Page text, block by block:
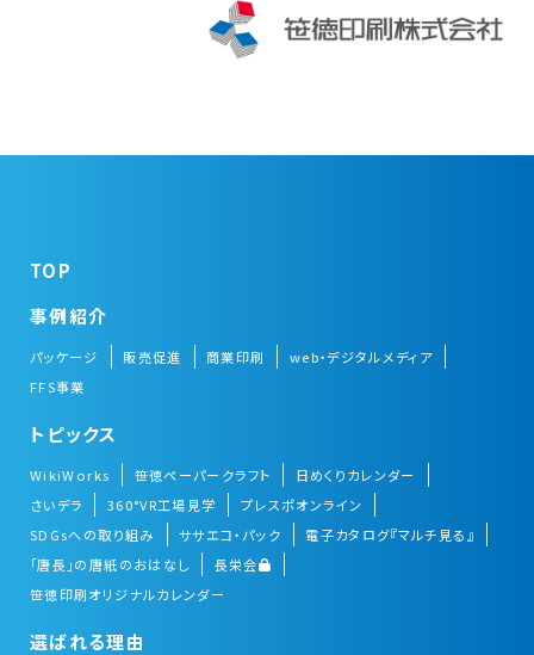
TOP
事例紹介
パッケージ 販売促進 商業印刷
web・デジタルメディア
FFS事業
トピックス
WikiWorks 笹徳ペーパークラフト
日めくりカレンダー
さいデラ
360°VR工場見学
プレスポオンライン
SDGsへの取り組み
ササエコ・パック
電子カタログ『マルチ見る』
「唐長」の唐紙のおはなし
長栄会
笹徳印刷オリジナルカレンダー
選ばれる理由